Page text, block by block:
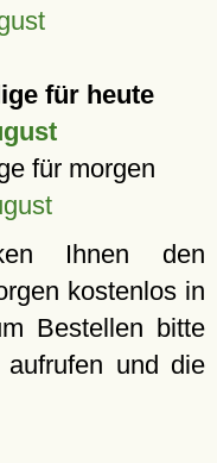
für heute
für morgen
Ihnen den
kostenlos in
Bestellen bitte
aufrufen und die